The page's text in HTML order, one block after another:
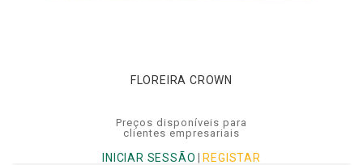
FLOREIRA CROWN
Preços disponíveis para
clientes empresariais
INICIAR SESSÃO REGISTAR